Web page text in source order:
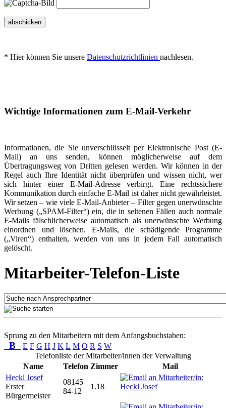
abschicken
* Hier können Sie unsere Datenschutzrichtlinien nachlesen.
Wichtige Informationen zum E-Mail-Verkehr
Informationen, die Sie unverschlüsselt per Elektronische Post (E-
Mail) an uns senden, können möglicherweise auf dem
Übertragungsweg von Dritten gelesen werden. Wir können in der
Regel auch Ihre Identität nicht überprüfen und wissen nicht, wer
sich hinter einer E-Mail-Adresse verbirgt. Eine rechtssichere
Kommunikation durch einfache E-Mail ist daher nicht gewährleistet.
Wir setzen – wie viele E-Mail-Anbieter – Filter gegen unerwünschte
Werbung („SPAM-Filter“) ein, die in seltenen Fällen auch normale
E-Mails fälschlicherweise automatisch als unerwünschte Werbung
einordnen und löschen. E-Mails, die schädigende Programme
(„Viren“) enthalten, werden von uns in jedem Fall automatisch
gelöscht.
Mitarbeiter-Telefon-Liste
Sprung zu den Mitarbeitern mit dem Anfangsbuchstaben:
B E F G H J K L M O R S W
Telefonliste der Mitarbeiter/innen der Verwaltung
Name
Telefon Zimmer
Mail
Heckl Josef
Erster
Bürgermeister
08145
84-12
1.18